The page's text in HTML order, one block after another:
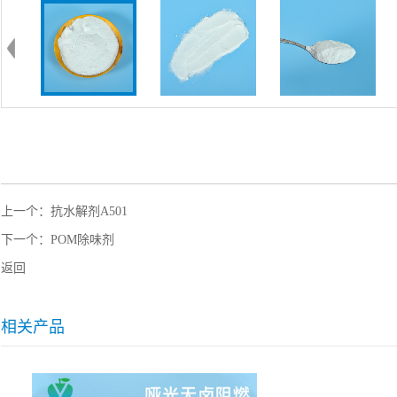
上一个： 抗水解剂A501
下一个： POM除味剂
返回
相关产品